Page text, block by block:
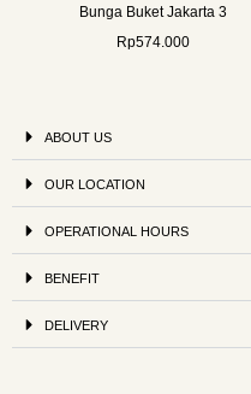
Bunga Buket Jakarta 3
Rp574.000
ABOUT US
OUR LOCATION
OPERATIONAL HOURS
BENEFIT
DELIVERY